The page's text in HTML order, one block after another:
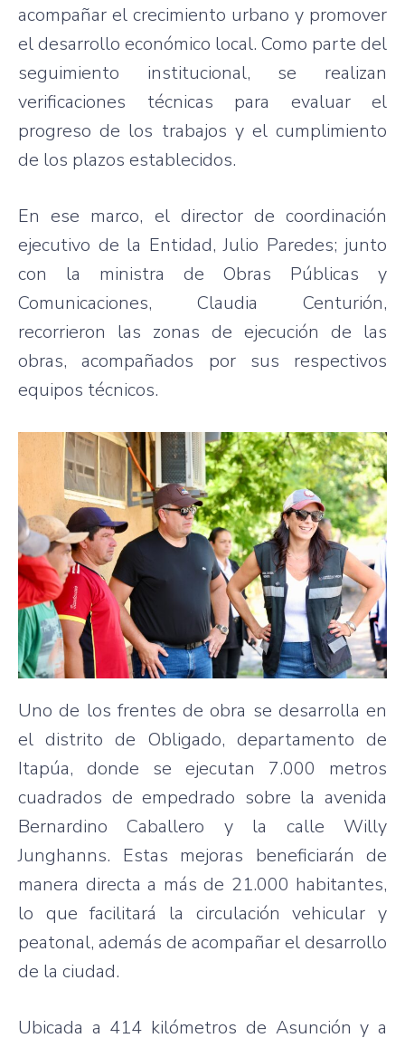
acompañar el crecimiento urbano y promover
el desarrollo económico local. Como parte del
seguimiento institucional, se realizan
verificaciones técnicas para evaluar el
progreso de los trabajos y el cumplimiento
de los plazos establecidos.
En ese marco, el director de coordinación
ejecutivo de la Entidad, Julio Paredes; junto
con la ministra de Obras Públicas y
Comunicaciones, Claudia Centurión,
recorrieron las zonas de ejecución de las
obras, acompañados por sus respectivos
equipos técnicos.
Uno de los frentes de obra se desarrolla en
el distrito de Obligado, departamento de
Itapúa, donde se ejecutan 7.000 metros
cuadrados de empedrado sobre la avenida
Bernardino Caballero y la calle Willy
Junghanns. Estas mejoras beneficiarán de
manera directa a más de 21.000 habitantes,
lo que facilitará la circulación vehicular y
peatonal, además de acompañar el desarrollo
de la ciudad.
Ubicada a 414 kilómetros de Asunción y a